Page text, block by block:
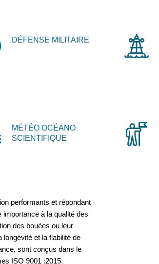
DÉFENSE MILITAIRE
MÉTÉO OCÉANO
SCIENTIFIQUE
performants et répondant
à la qualité des
des bouées ou leur
et la fiabilité de
sont conçus dans le
ISO 9001 :2015.